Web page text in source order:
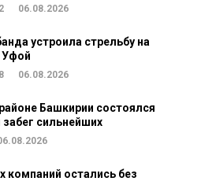
06.08.2026
устроила стрельбу на
06.08.2026
Башкирии состоялся
сильнейших
компаний остались без